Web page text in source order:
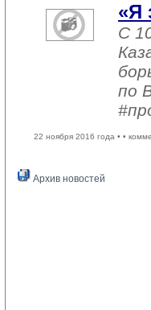
«Я
С
по
22 ноября 2016 года • •
Архив новостей